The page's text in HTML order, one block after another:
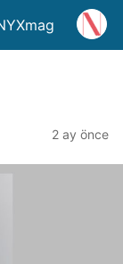
2 ay önce